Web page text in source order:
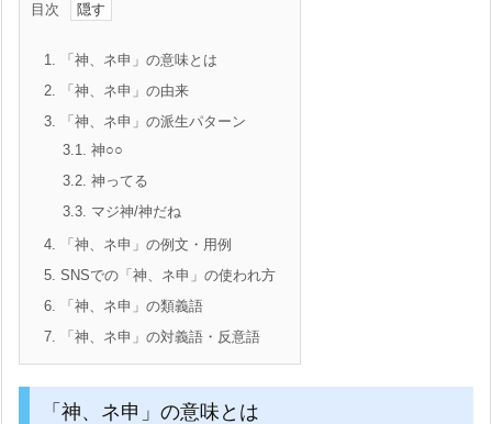
目次
1. 「神、ネ申」の意味とは
2. 「神、ネ申」の由来
3. 「神、ネ申」の派生パターン
3.1. 神○○
3.2. 神ってる
3.3. マジ神/神だね
4. 「神、ネ申」の例文・用例
5. SNSでの「神、ネ申」の使われ方
6. 「神、ネ申」の類義語
7. 「神、ネ申」の対義語・反意語
「神、ネ申」の意味とは